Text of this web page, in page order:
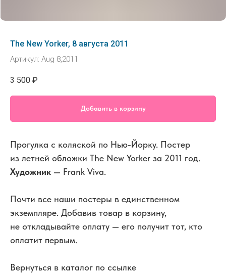
The New Yorker, 8 августа 2011
Артикул: Aug 8,2011
3 500 ₽
Добавить в корзину
Прогулка с коляской по Нью-Йорку. Постер
из летней обложки The New Yorker за 2011 год.
Художник — Frank Viva.
Почти все наши постеры в единственном
экземпляре. Добавив товар в корзину,
не откладывайте оплату — его получит тот, кто
оплатит первым.
Вернуться в каталог по ссылке